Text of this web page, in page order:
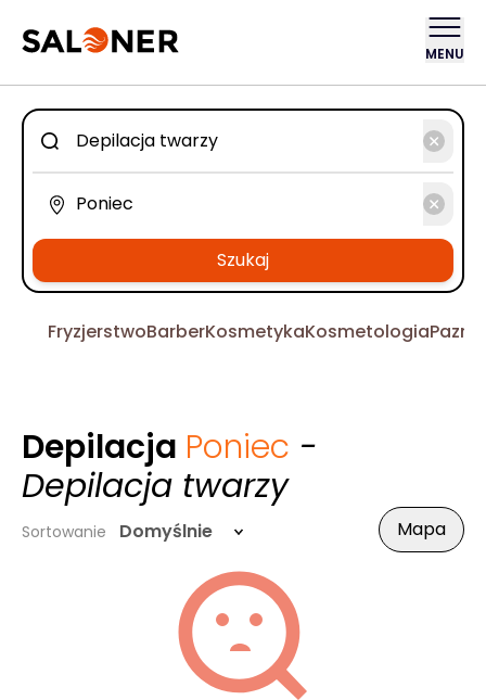
MENU
Szukaj
FryzjerstwoBarberKosmetykaKosmetologia
Depilacja Poniec -
Depilacja twarzy
Sortowanie Domyślnie Mapa